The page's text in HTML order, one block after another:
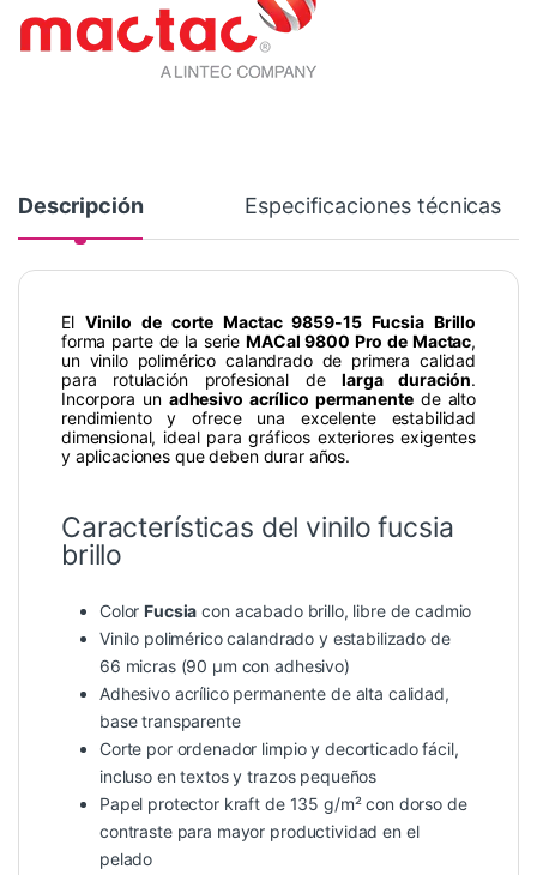
Descripción Especificaciones técnicas
El Vinilo de corte Mactac 9859-15 Fucsia Brillo
forma parte de la serieMACal 9800 Pro de Mactac,
un vinilo polimérico calandrado de primera calidad
para rotulación profesional delarga duración.
Incorpora un adhesivo acrílico permanentede alto
rendimiento y ofrece una excelente estabilidad
dimensional, ideal para gráficos exteriores exigentes
y aplicaciones que deben durar años.
Características del vinilo fucsia
brillo
ColorFucsia con acabado brillo, libre de cadmio
Vinilo polimérico calandrado y estabilizado de
66 micras (90 µm con adhesivo)
Adhesivo acrílico permanente de alta calidad,
base transparente
Corte por ordenador limpio y decorticado fácil,
incluso en textos y trazos pequeños
Papel protector kraft de 135 g/m² con dorso de
contraste para mayor productividad en el
pelado